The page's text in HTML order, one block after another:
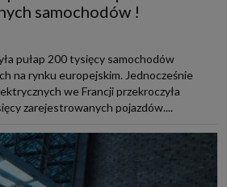
samochodów !
pułap 200 tysięcy samochodów
na rynku europejskim. Jednocześnie
we Francji przekroczyła
zarejestrowanych pojazdów....